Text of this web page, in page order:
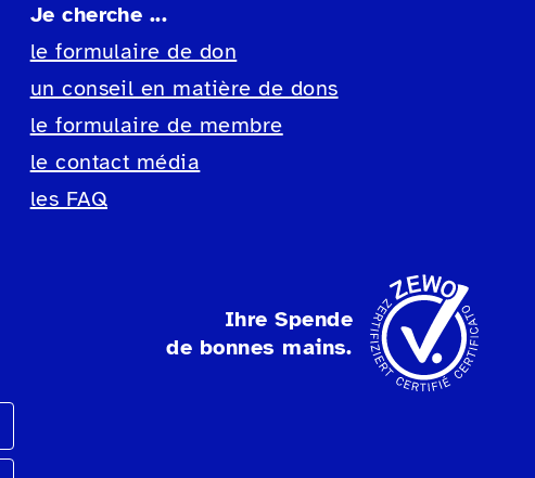
Je cherche ...
le formulaire de don
un conseil en matière de dons
le formulaire de membre
le contact média
les FAQ
Ihre Spende
de bonnes mains.